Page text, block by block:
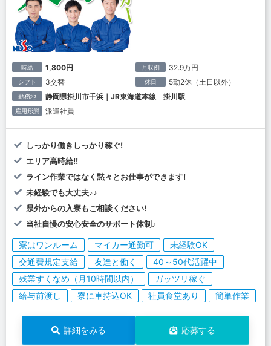
時給 1,800円 月収例 32.9万円
シフト 3交替 休日 5勤2休（土日以外）
勤務地 静岡県掛川市千浜｜JR東海道本線 掛川駅
雇用形態 派遣社員
しっかり働きしっかり稼ぐ!
エリア高時給!!
ライン作業ではなく黙々とお仕事ができます!
未経験でも大丈夫♪♪
県外からの入寮もご相談ください!
当社自慢の安心安全のサポート体制♪
寮はワンルーム マイカー通勤可
未経験OK
交通費規定支給
友達と働く
40～50代活躍中
残業すくなめ（月10時間以内）
ガッツリ稼ぐ
給与前渡し
寮に車持込OK 社員食堂あり 簡単作業
詳細をみる 応募する